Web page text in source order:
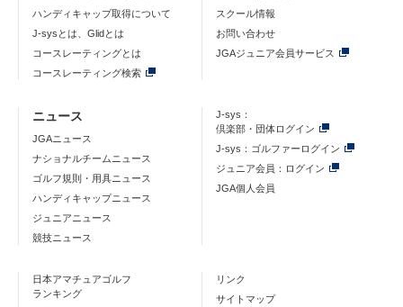
ハンディキャップ取得について
J-sysとは、Glidとは
コースレーティングとは
コースレーティング検索
スクール情報
お問い合わせ
JGAジュニア会員サービス
ニュース
JGAニュース
ナショナルチームニュース
ゴルフ規則・用具ニュース
ハンディキャップニュース
ジュニアニュース
競技ニュース
J-sys：
倶楽部・団体ログイン
J-sys：ゴルファーログイン
ジュニア会員：ログイン
JGA個人会員
日本アマチュアゴルフ
ランキング
リンク
サイトマップ